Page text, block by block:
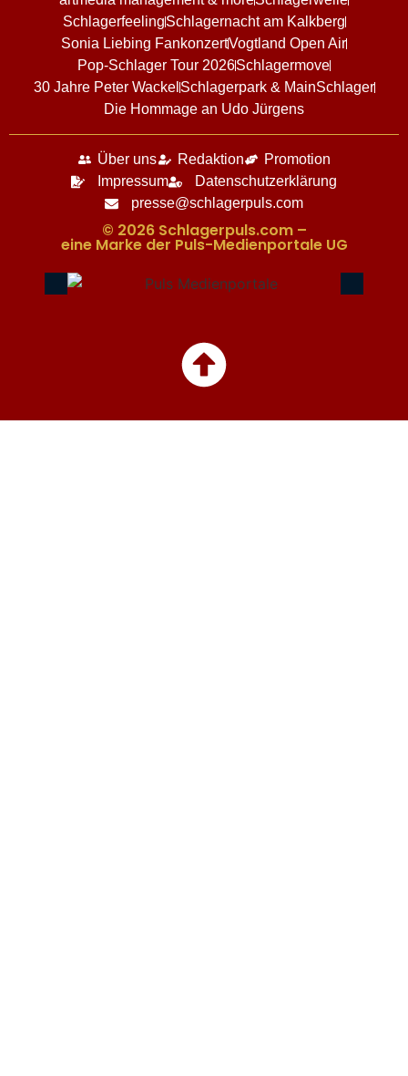
SchlagerfeelingSchlagernacht am Kalkberg
Sonia Liebing FankonzertVogtland Open Air
Pop-Schlager Tour 2026Schlagermove
30 Jahre Peter Wackel Schlagerpark & MainSchlager
Die Hommage an Udo Jürgens
Über uns Redaktion
Promotion
Impressum
Datenschutzerklärung
presse@schlagerpuls.com
© 2026 Schlagerpuls.com –
eine Marke der Puls-Medienportale UG​